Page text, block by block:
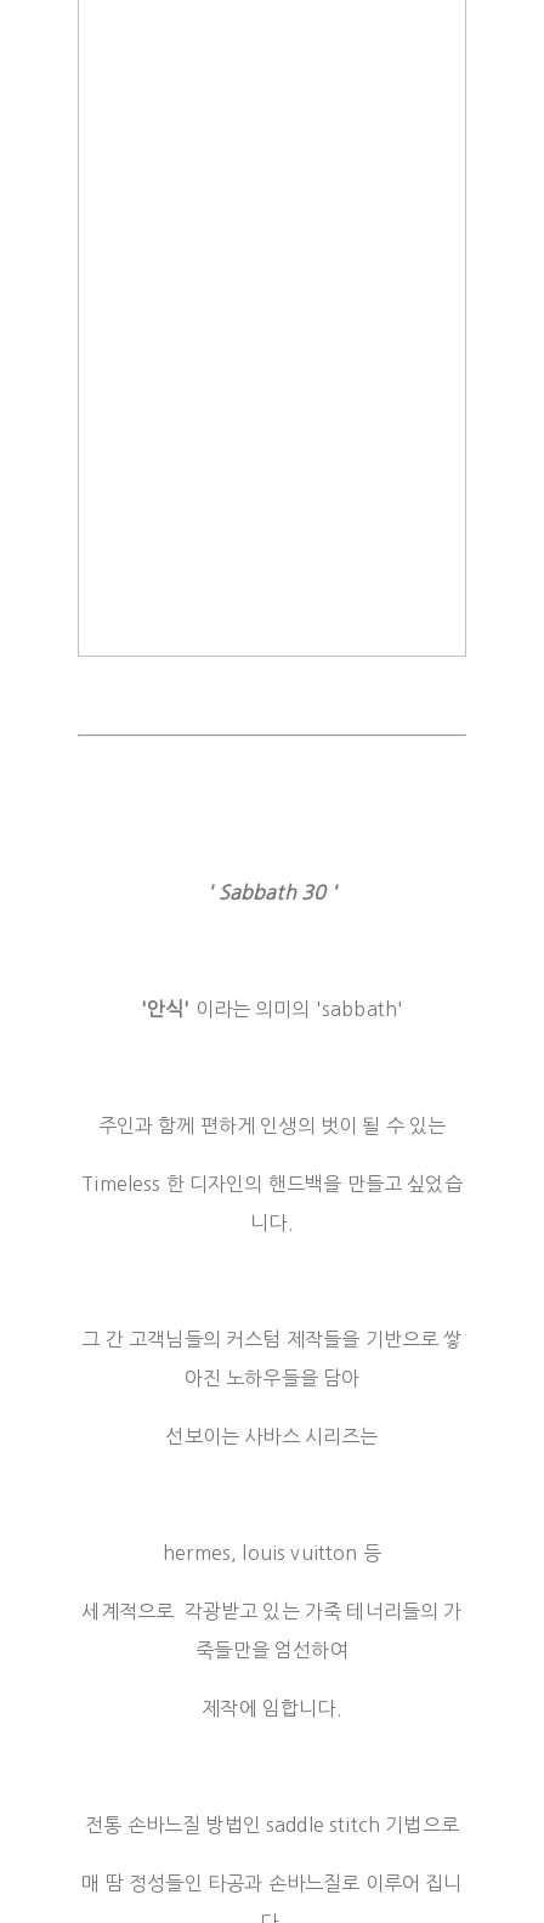
' Sabbath 30 '
'안식' 이라는 의미의 'sabbath'
주인과 함께 편하게 인생의 벗이 될 수 있는
Timeless 한 디자인의 핸드백을 만들고 싶었습
니다.
그 간 고객님들의 커스텀 제작들을 기반으로 쌓
아진 노하우들을 담아
선보이는 사바스 시리즈는
hermes, louis vuitton 등
세계적으로 각광받고 있는 가죽 테너리들의 가
죽들만을 엄선하여
제작에 임합니다.
전통 손바느질 방법인 saddle stitch 기법으로
매 땀 정성들인 타공과 손바느질로 이루어 집니